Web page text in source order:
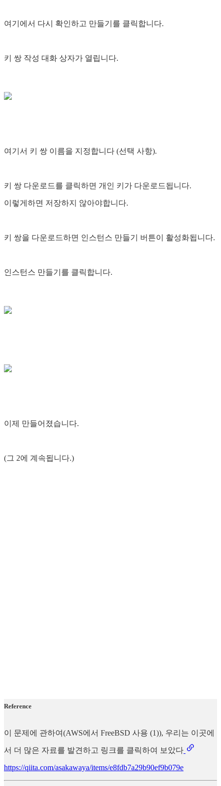
여기에서 다시 확인하고 만들기를 클릭합니다.
키 쌍 작성 대화 상자가 열립니다.
여기서 키 쌍 이름을 지정합니다 (선택 사항).
키 쌍 다운로드를 클릭하면 개인 키가 다운로드됩니다.
이렇게하면 저장하지 않아야합니다.
키 쌍을 다운로드하면 인스턴스 만들기 버튼이 활성화됩니다.
인스턴스 만들기를 클릭합니다.
이제 만들어졌습니다.
(그 2에 계속됩니다.)
Reference
이 문제에 관하여(AWS에서 FreeBSD 사용 (1)), 우리는 이곳에
서 더 많은 자료를 발견하고 링크를 클릭하여 보았다
https://qiita.com/asakawaya/items/e8fdb7a29b90ef9b079e